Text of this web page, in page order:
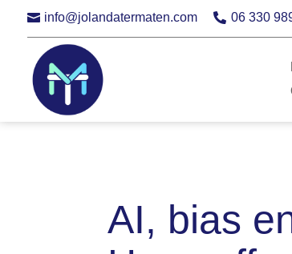
 info@jolandatermaten.com  06 330
AI, bias